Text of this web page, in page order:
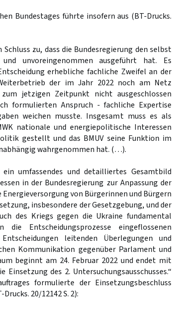
Bundestages führte insofern aus (BT-Drucks.
zu, dass die Bundesregierung den selbst
unvoreingenommen ausgeführt hat. Es
erhebliche fachliche Zweifel an der
der im Jahr 2022 noch am Netz
jetzigen Zeitpunkt nicht ausgeschlossen
formulierten Anspruch - fachliche Expertise
weichen musste. Insgesamt muss es als
nationale und energiepolitische Interessen
gestellt und das BMUV seine Funktion im
wahrgenommen hat. (…).
umfassendes und detailliertes Gesamtbild
in der Bundesregierung zur Anpassung der
von Bürgerinnen und Bürgern
insbesondere der Gesetzgebung, und der
des Kriegs gegen die Ukraine fundamental
Entscheidungsprozesse eingeflossenen
leitenden Überlegungen und
Kommunikation gegenüber Parlament und
beginnt am 24. Februar 2022 und endet mit
Einsetzung des 2. Untersuchungsausschusses.“
formulierte der Einsetzungsbeschluss
20/12142 S. 2):